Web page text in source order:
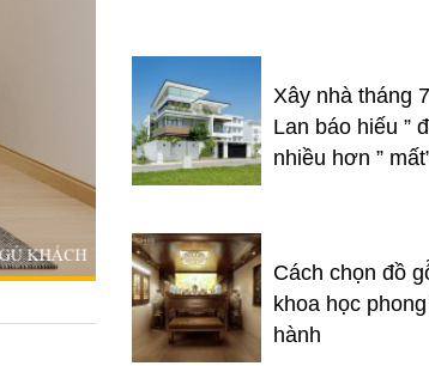
Xây nhà tháng
Lan báo hiếu ”
nhiều hơn ”
Cách chọn đồ
khoa học
hành